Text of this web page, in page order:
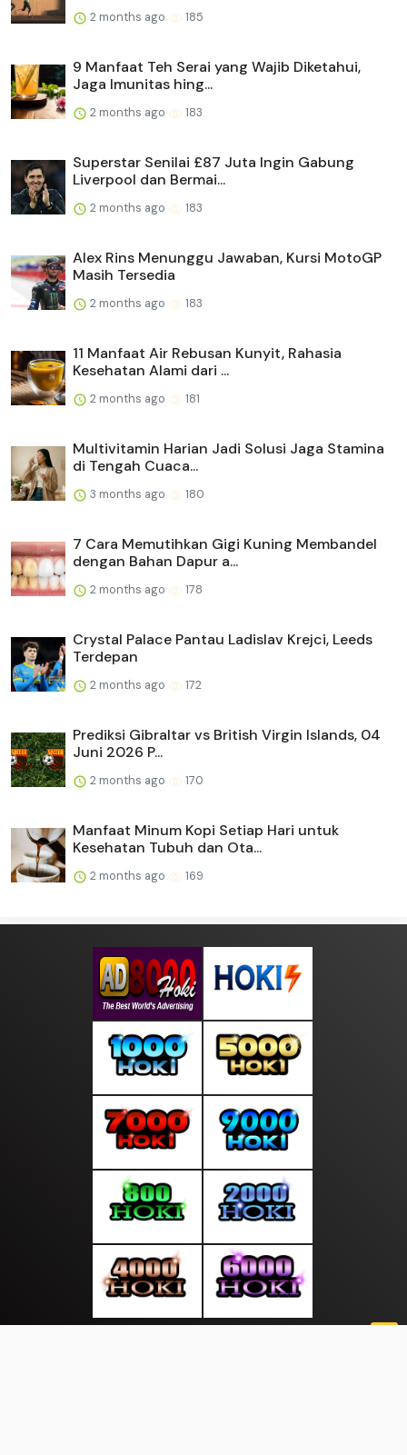
2 months ago 185
9 Manfaat Teh Serai yang Wajib Diketahui,
Jaga Imunitas hing...
2 months ago 183
Superstar Senilai £87 Juta Ingin Gabung
Liverpool dan Bermai...
2 months ago 183
Alex Rins Menunggu Jawaban, Kursi MotoGP
Masih Tersedia
2 months ago 183
11 Manfaat Air Rebusan Kunyit, Rahasia
Kesehatan Alami dari ...
2 months ago 181
Multivitamin Harian Jadi Solusi Jaga Stamina
di Tengah Cuaca...
3 months ago 180
7 Cara Memutihkan Gigi Kuning Membandel
dengan Bahan Dapur a...
2 months ago 178
Crystal Palace Pantau Ladislav Krejci, Leeds
Terdepan
2 months ago 172
Prediksi Gibraltar vs British Virgin Islands, 04
Juni 2026 P...
2 months ago 170
Manfaat Minum Kopi Setiap Hari untuk
Kesehatan Tubuh dan Ota...
2 months ago 169